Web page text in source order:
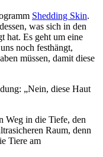
Shedding Skin.
was sich in den
hat. Es geht um eine
noch festhängt,
müssen, damit diese
„Nein, diese Haut
Weg in die Tiefe, den
Raum, denn
Tiere am